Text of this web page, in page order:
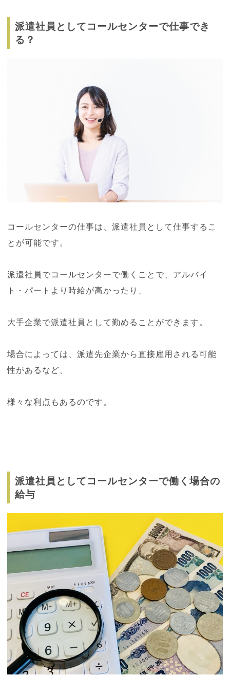
派遣社員としてコールセンターで仕事でき
る？
コールセンターの仕事は、派遣社員として仕事するこ
とが可能です。
派遣社員でコールセンターで働くことで、アルバイ
ト・パートより時給が高かったり、
大手企業で派遣社員として勤めることができます。
場合によっては、派遣先企業から直接雇用される可能
性があるなど、
様々な利点もあるのです。
派遣社員としてコールセンターで働く場合の
給与